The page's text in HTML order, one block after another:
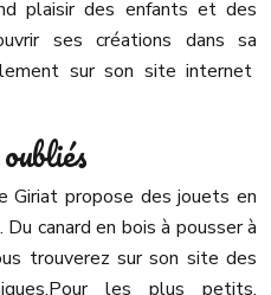
plaisir des enfants et des
ses créations dans sa
sur son site internet
Giriat propose des jouets en
canard en bois à pousser à
trouverez sur son site des
Pour les plus petits,